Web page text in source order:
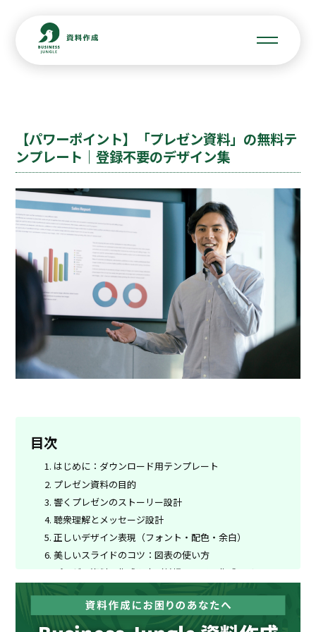
【パワーポイント】「プレゼン資料」の無料テ
ンプレート｜登録不要のデザイン集
目次
はじめに：ダウンロード用テンプレート
プレゼン資料の目的
響くプレゼンのストーリー設計
聴衆理解とメッセージ設計
正しいデザイン表現（フォント・配色・余白）
美しいスライドのコツ：図表の使い方
プレゼン資料の作成順序（前提→骨子→作成→リハー
サル）
見直しと第三者レビューも忘れずに
よくある失敗チェックリスト